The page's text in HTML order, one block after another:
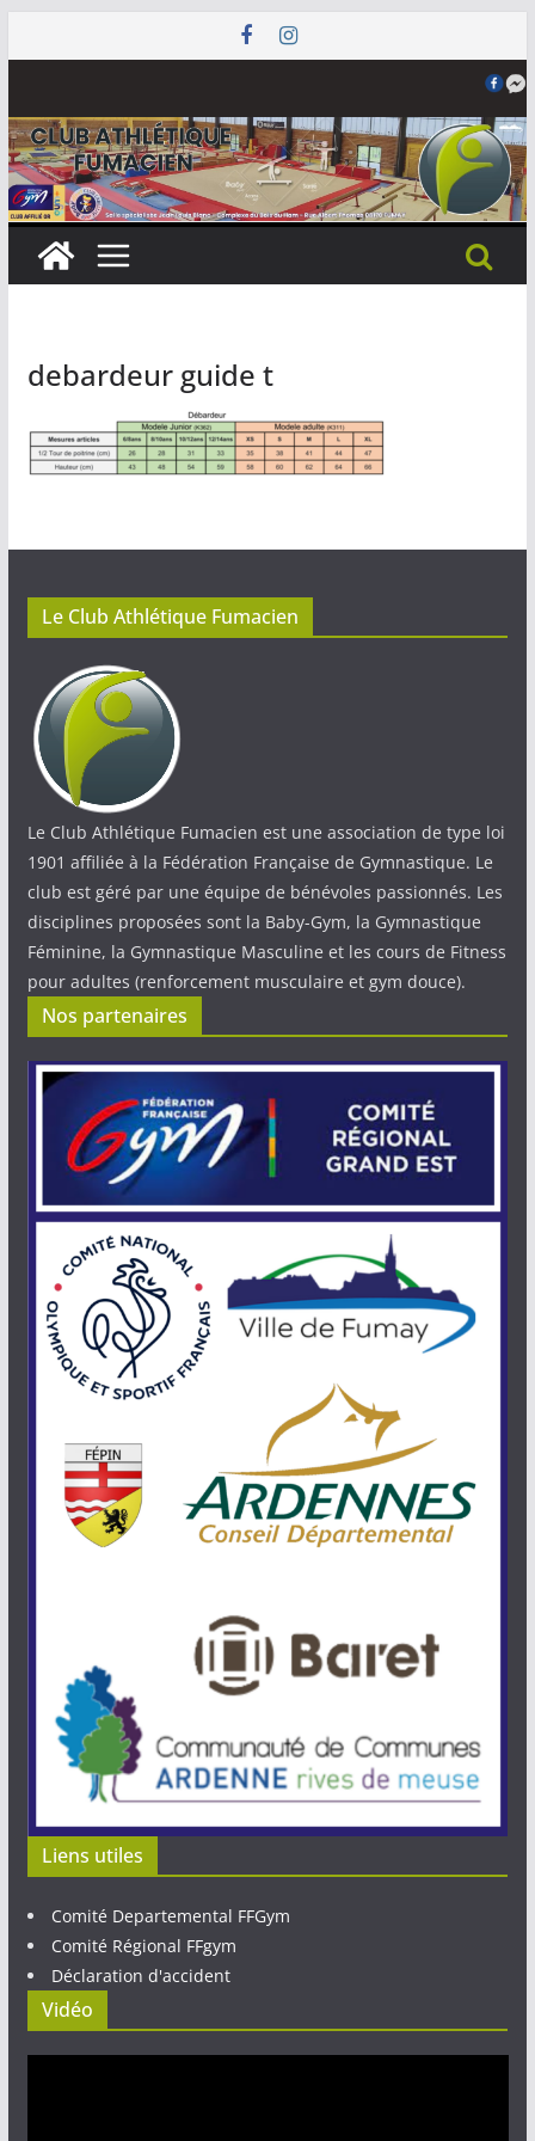
au
debardeur guide t
Le Club Athlétique Fumacien
Le Club Athlétique Fumacien est une association de type loi
1901 affiliée à la Fédération Française de Gymnastique. Le
club est géré par une équipe de bénévoles passionnés. Les
disciplines proposées sont la Baby-Gym, la Gymnastique
Féminine, la Gymnastique Masculine et les cours de Fitness
pour adultes (renforcement musculaire et gym douce).
Nos partenaires
Liens utiles
Comité Departemental FFGym
Comité Régional FFgym
Déclaration d'accident
Vidéo